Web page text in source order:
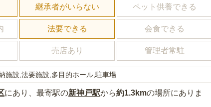
継承者がいらない ペット供養できる
法要できる 会食できる
売店あり 管理者常駐
施設,法要施設,多目的ホール,駐車場
にあり 、最寄駅の新神戸駅から約1.3kmの場所にあり ま